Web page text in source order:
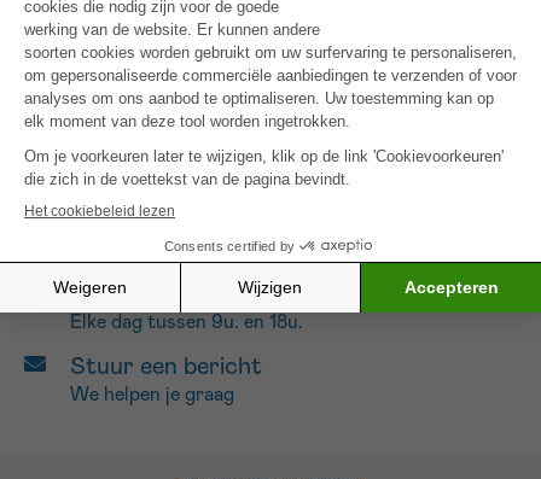
Steun ons
Contacteer ons op 0800 15 802
Elke dag tussen 9u. en 18u.
Stuur een bericht
We helpen je graag